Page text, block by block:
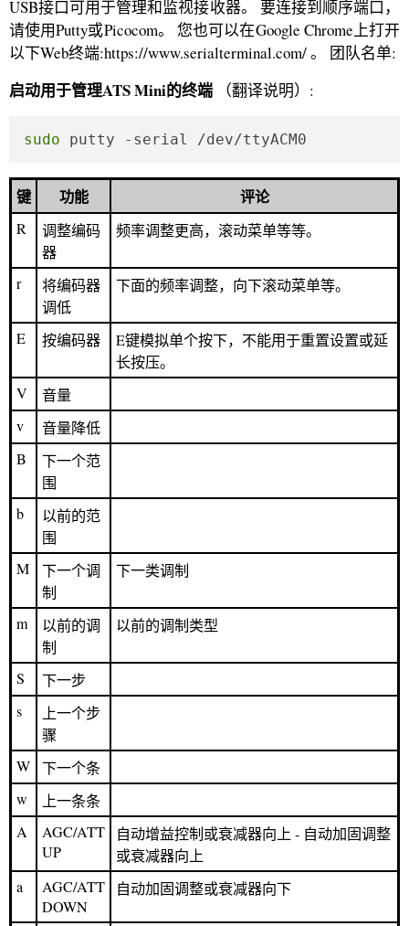
USB接口可用于管理和监视接收器。 要连接到顺序端口，
请使用Putty或Picocom。 您也可以在Google Chrome上打开
以下Web终端:https://www.serialterminal.com/ 。 团队名单:
启动用于管理ATS Mini的终端 （翻译说明）:
sudo putty -serial /dev/ttyACM0
键 功能 评论
R
调整编码
器
频率调整更高，滚动菜单等等。
r
将编码器
调低
下面的频率调整，向下滚动菜单等。
E 按编码器
E键模拟单个按下，不能用于重置设置或延
长按压。
V
音量
v
音量降低
B
下一个范
围
b
以前的范
围
M
下一个调
制
下一类调制
m
以前的调
制
以前的调制类型
S
下一步
s
上一个步
骤
W 下一个条
w
上一条条
A
AGC/ATT
UP
自动增益控制或衰减器向上 - 自动加固调整
或衰减器向上
a
AGC/ATT
DOWN
自动加固调整或衰减器向下